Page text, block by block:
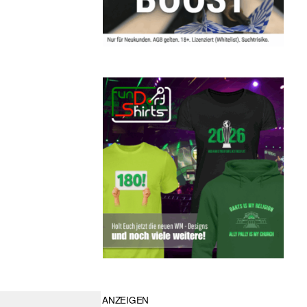
ANZEIGEN